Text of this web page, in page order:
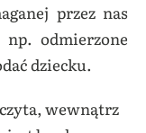
przez nas
np. odmierzone
dziecku.
wewnątrz